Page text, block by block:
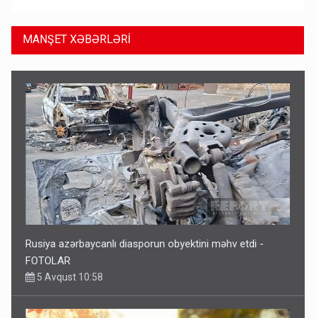
MANŞET XƏBƏRLƏRİ
Rusiya azərbaycanlı diasporun obyektini məhv etdi -
FOTOLAR
5 Avqust 10:58